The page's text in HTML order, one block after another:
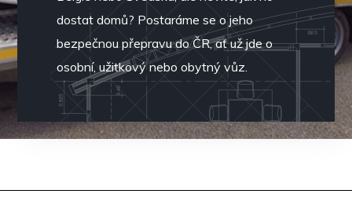
dostat domů? Postaráme se o jeho
bezpečnou přepravu do ČR, ať už jde o
osobní, užitkový nebo obytný vůz.